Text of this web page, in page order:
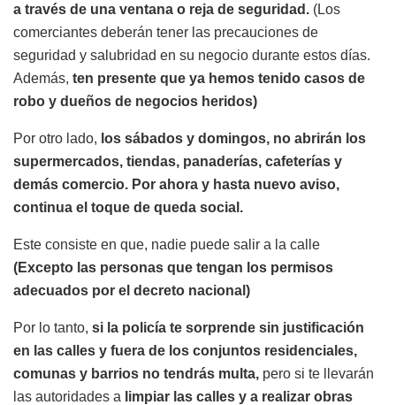
a través de una ventana o reja de seguridad. (Los
comerciantes deberán tener las precauciones de
seguridad y salubridad en su negocio durante estos días.
Además, ten presente que ya hemos tenido casos de
robo y dueños de negocios heridos)
Por otro lado, los sábados y domingos, no abrirán los
supermercados, tiendas, panaderías, cafeterías y
demás comercio. Por ahora y hasta nuevo aviso,
continua el toque de queda social.
Este consiste en que, nadie puede salir a la calle
(Excepto las personas que tengan los permisos
adecuados por el decreto nacional)
Por lo tanto, si la policía te sorprende sin justificación
en las calles y fuera de los conjuntos residenciales,
comunas y barrios no tendrás multa, pero si te llevarán
las autoridades a limpiar las calles y a realizar obras